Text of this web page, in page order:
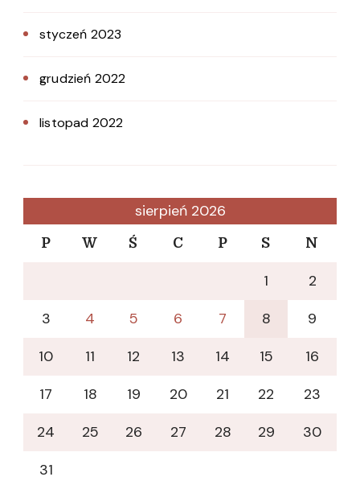
styczeń 2023
grudzień 2022
listopad 2022
sierpień 2026
P W Ś C P S N
1
2
3
4 5 6 7 8
9
10
11 12 13 14 15
16
17
18 19 20 21 22
23
24
25 26 27 28 29
30
31